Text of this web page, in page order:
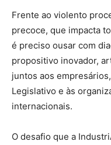
Frente ao violento
precoce, que impacta
é preciso ousar com
propositivo inovador,
juntos aos
Legislativo e às
internacionais.
O desafio que a